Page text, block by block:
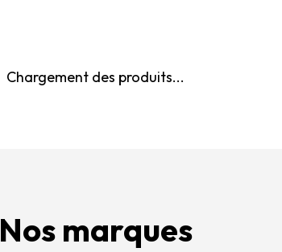
Chargement des produits...
Nos marques